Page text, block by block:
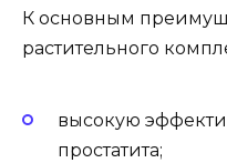
К основным
растительного
высокую
простатита;